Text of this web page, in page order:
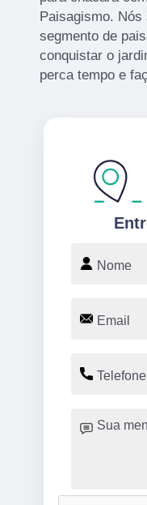
Paisagismo.
segmento de
conquistar o
perca tempo e